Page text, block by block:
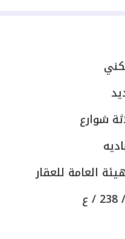
شوارع
العامة للعقار